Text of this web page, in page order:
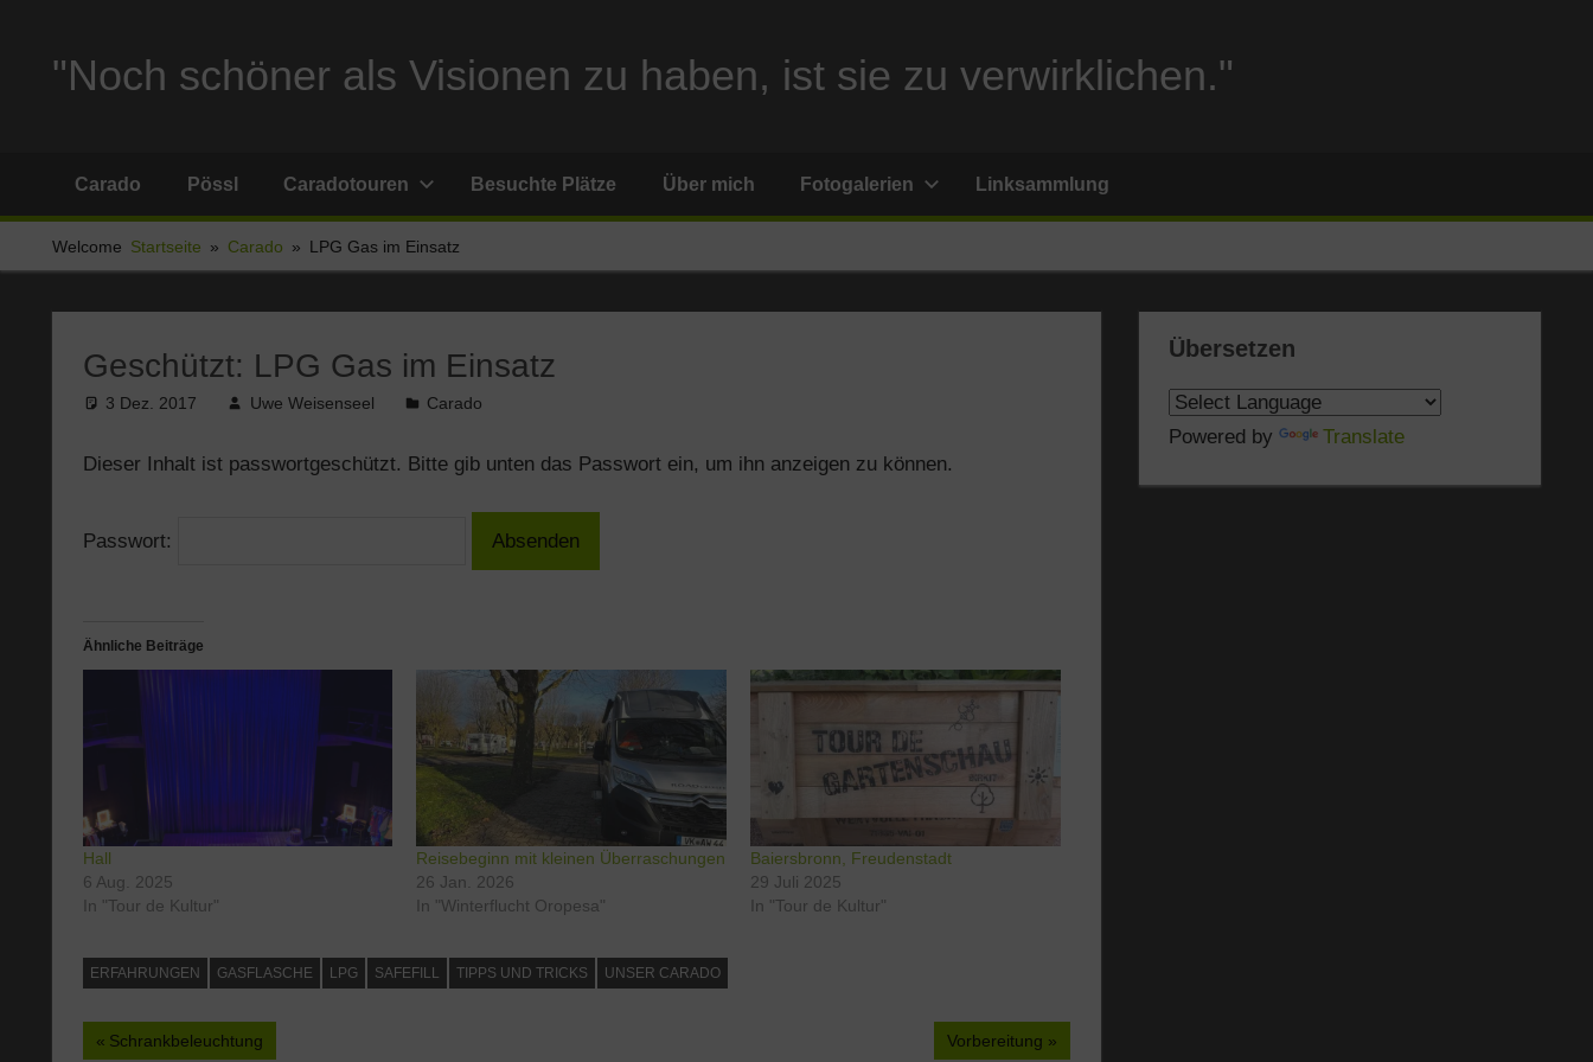
springen"Noch schöner als Visionen zu haben, ist sie zu verwirklichen."
Stellplatzberichte
und
alles
rund
Ferien
Carado Pössl Caradotouren Besuchte Plätze Über mich Fotogalerien Linksammlung
Welcome Startseite Carado LPG Gas im Einsatz
Geschützt: LPG Gas im Einsatz
3 Dez. 2017 Uwe Weisenseel Carado
Dieser Inhalt ist passwortgeschützt. Bitte gib unten das Passwort ein, um ihn anzeigen zu können.
Passwort:
Ähnliche Beiträge
Hall
6 Aug. 2025
In "Tour de Kultur"
Reisebeginn mit kleinen Überraschungen
26 Jan. 2026
In "Winterflucht Oropesa"
Baiersbronn, Freudenstadt
29 Juli 2025
In "Tour de Kultur"
ERFAHRUNGEN GASFLASCHE LPG SAFEFILL TIPPS UND TRICKS UNSER CARADO
Beitragsnavigation
Vorheriger
Schrankbeleuchtung
Nächster
Vorbereitung
Übersetzen
Powered by Translate